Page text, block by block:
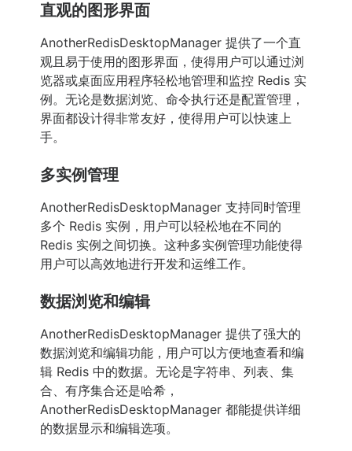
直观的图形界面
AnotherRedisDesktopManager 提供了一个直
观且易于使用的图形界面，使得用户可以通过浏
览器或桌面应用程序轻松地管理和监控 Redis 实
例。无论是数据浏览、命令执行还是配置管理，
界面都设计得非常友好，使得用户可以快速上
手。
多实例管理
AnotherRedisDesktopManager 支持同时管理
多个 Redis 实例，用户可以轻松地在不同的
Redis 实例之间切换。这种多实例管理功能使得
用户可以高效地进行开发和运维工作。
数据浏览和编辑
AnotherRedisDesktopManager 提供了强大的
数据浏览和编辑功能，用户可以方便地查看和编
辑 Redis 中的数据。无论是字符串、列表、集
合、有序集合还是哈希，
AnotherRedisDesktopManager 都能提供详细
的数据显示和编辑选项。